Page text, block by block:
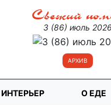
Свежий
3 (86) июль
АРХИВ
ИНТЕРЬЕР О ЕДЕ